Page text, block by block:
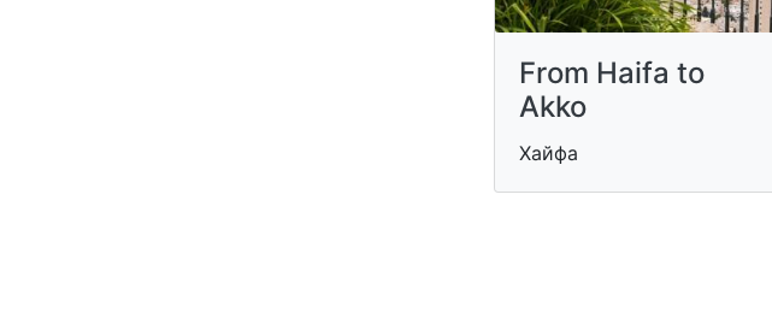
From Haifa to
Akko
Хайфа